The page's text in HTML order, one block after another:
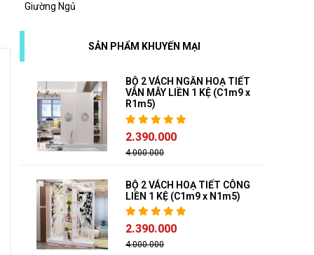
Giường Ngủ
SẢN PHẨM KHUYẾN MẠI
BỘ 2 VÁCH NGĂN HOẠ TIẾT
VÂN MÂY LIỀN 1 KỆ (C1m9 x
R1m5)
2.390.000
4.000.000
BỘ 2 VÁCH HOẠ TIẾT CÔNG
LIỀN 1 KỆ (C1m9 x N1m5)
2.390.000
4.000.000